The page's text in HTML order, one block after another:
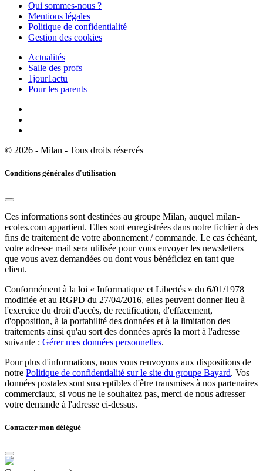
Qui sommes-nous ?
Mentions légales
Politique de confidentialité
Gestion des cookies
Actualités
Salle des profs
1jour1actu
Pour les parents
© 2026 - Milan - Tous droits réservés
Conditions générales d'utilisation
Ces informations sont destinées au groupe Milan, auquel milan-
ecoles.com appartient. Elles sont enregistrées dans notre fichier à des
fins de traitement de votre abonnement / commande. Le cas échéant,
votre adresse mail sera utilisée pour vous envoyer les newsletters
que vous avez demandées ou dont vous bénéficiez en tant que
client.
Conformément à la loi « Informatique et Libertés » du 6/01/1978
modifiée et au RGPD du 27/04/2016, elles peuvent donner lieu à
l'exercice du droit d'accès, de rectification, d'effacement,
d'opposition, à la portabilité des données et à la limitation des
traitements ainsi qu'au sort des données après la mort à l'adresse
suivante : Gérer mes données personnelles.
Pour plus d'informations, nous vous renvoyons aux dispositions de
notre Politique de confidentialité sur le site du groupe Bayard. Vos
données postales sont susceptibles d'être transmises à nos partenaires
commerciaux, si vous ne le souhaitez pas, merci de nous adresser
votre demande à l'adresse ci-dessus.
Contacter mon délégué